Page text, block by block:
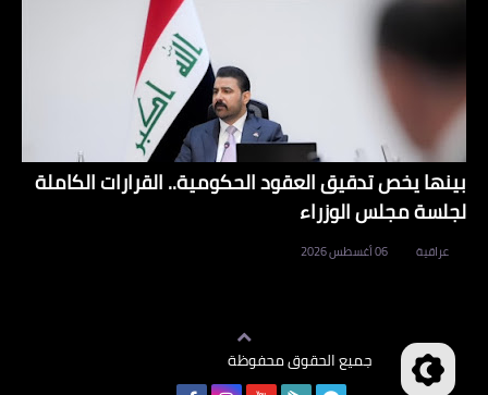
بينها يخص تدقيق العقود الحكومية.. القرارات الكاملة
لجلسة مجلس الوزراء
عراقية 06 أغسطس 2026
جميع الحقوق محفوظة